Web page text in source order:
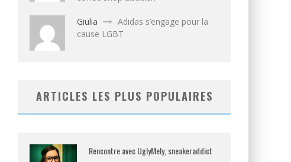
Giulia
Adidas s’engage pour la
cause LGBT
ARTICLES LES PLUS POPULAIRES
Rencontre avec UglyMely, sneakeraddict